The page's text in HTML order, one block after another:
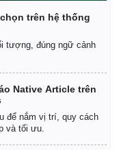
trên hệ thống
tượng, đúng ngữ cảnh
Native Article trên
để nắm vị trí, quy cách
và tối ưu.